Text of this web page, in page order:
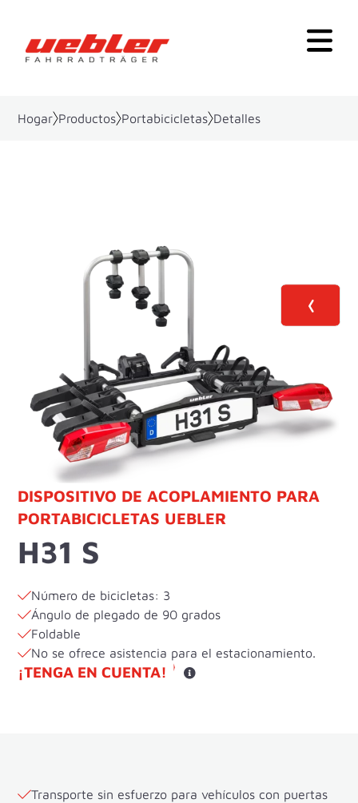
Hogar Productos Portabicicletas Detalles
DISPOSITIVO DE ACOPLAMIENTO PARA
PORTABICICLETAS UEBLER
H31 S
Número de bicicletas: 3
Ángulo de plegado de 90 grados
Foldable
No se ofrece asistencia para el estacionamiento.
¡TENGA EN CUENTA!
Transporte sin esfuerzo para vehículos con puertas